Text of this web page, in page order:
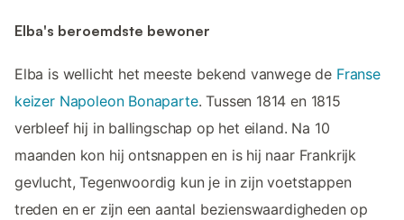
Elba's beroemdste bewoner
Elba is wellicht het meeste bekend vanwege de Franse
keizer Napoleon Bonaparte. Tussen 1814 en 1815
verbleef hij in ballingschap op het eiland. Na 10
maanden kon hij ontsnappen en is hij naar Frankrijk
gevlucht, Tegenwoordig kun je in zijn voetstappen
treden en er zijn een aantal bezienswaardigheden op